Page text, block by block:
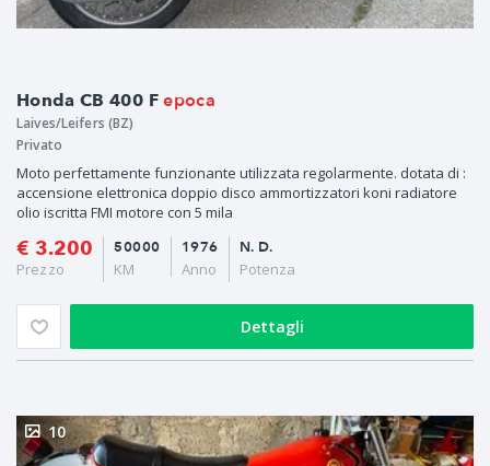
Honda CB 400 F epoca
Laives/Leifers (BZ)
Privato
Moto perfettamente funzionante utilizzata regolarmente. dotata di :
accensione elettronica doppio disco ammortizzatori koni radiatore
olio iscritta FMI motore con 5 mila
€ 3.200
Prezzo
1976
Anno
50000
KM
N. D.
Potenza
Dettagli
10